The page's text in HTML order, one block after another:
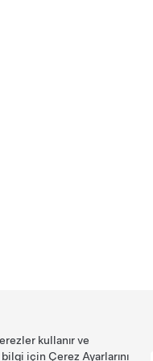
kullanır ve
bilgi için Çerez Ayarlarını